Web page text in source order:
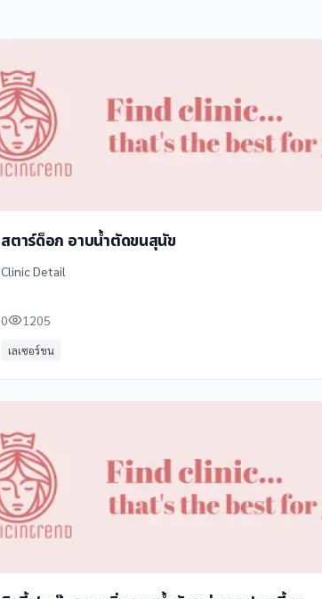
สตาร์ด็อก อาบน้ำตัดขนสุนัข
Clinic Detail
0 1205
เลเซอร์ขน